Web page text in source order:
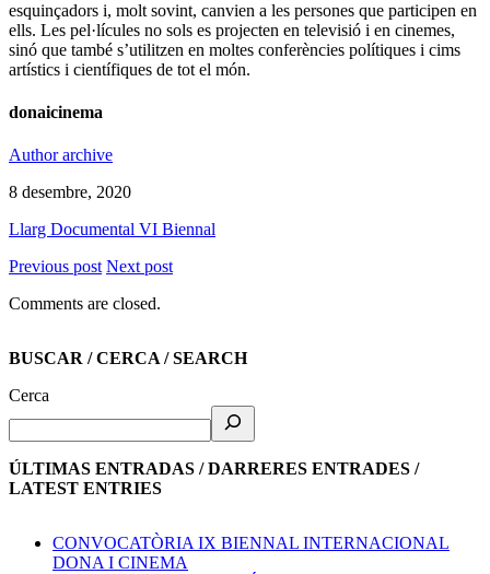
esquinçadors i, molt sovint, canvien a les persones que participen en
ells. Les pel·lícules no sols es projecten en televisió i en cinemes,
sinó que també s’utilitzen en moltes conferències polítiques i cims
artístics i científiques de tot el món.
donaicinema
Author archive
8 desembre, 2020
Llarg Documental VI Biennal
Previous post Next post
Comments are closed.
BUSCAR / CERCA / SEARCH
Cerca
ÚLTIMAS ENTRADAS / DARRERES ENTRADES /
LATEST ENTRIES
CONVOCATÒRIA IX BIENNAL INTERNACIONAL
DONA I CINEMA